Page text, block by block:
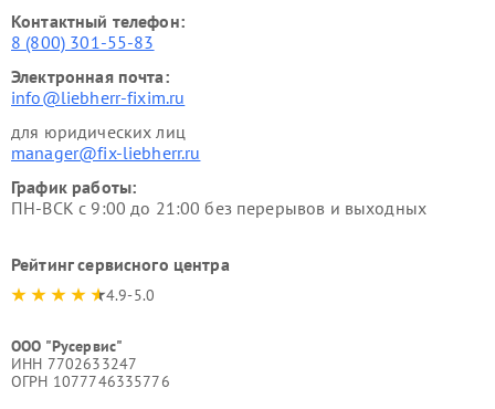
Контактный телефон:
8 (800) 301-55-83
Электронная почта:
info@liebherr-fixim.ru
для юридических лиц
manager@fix-liebherr.ru
График работы:
ПН-ВСК с 9:00 до 21:00 без перерывов и выходных
Рейтинг сервисного центра
4.9-5.0
ООО "Русервис"
ИНН 7702633247
ОГРН 1077746335776